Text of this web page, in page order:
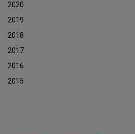
2020
2019
2018
2017
2016
2015